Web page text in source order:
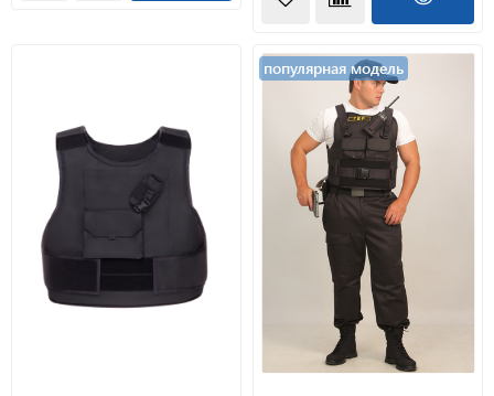
популярная модель